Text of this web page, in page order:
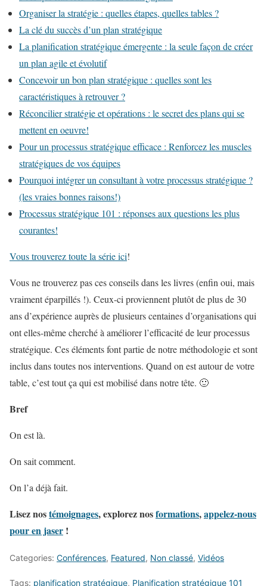
Organiser la stratégie : quelles étapes, quelles tables ?
La clé du succès d’un plan stratégique
La planification stratégique émergente : la seule façon de créer
un plan agile et évolutif
Concevoir un bon plan stratégique : quelles sont les
caractéristiques à retrouver ?
Réconcilier stratégie et opérations : le secret des plans qui se
mettent en oeuvre!
Pour un processus stratégique efficace : Renforcez les muscles
stratégiques de vos équipes
Pourquoi intégrer un consultant à votre processus stratégique ?
(les vraies bonnes raisons!)
Processus stratégique 101 : réponses aux questions les plus
courantes!
Vous trouverez toute la série ici!
Vous ne trouverez pas ces conseils dans les livres (enfin oui, mais
vraiment éparpillés !). Ceux-ci proviennent plutôt de plus de 30
ans d’expérience auprès de plusieurs centaines d’organisations qui
ont elles-même cherché à améliorer l’efficacité de leur processus
stratégique. Ces éléments font partie de notre méthodologie et sont
inclus dans toutes nos interventions. Quand on est autour de votre
table, c’est tout ça qui est mobilisé dans notre tête. 🙂
Bref
On est là.
On sait comment.
On l’a déjà fait.
Lisez nostémoignages, explorez nosformations,appelez-nous
pour en jaser !
Categories: Conférences, Featured, Non classé, Vidéos
Tags: planification stratégique, Planification stratégique 101